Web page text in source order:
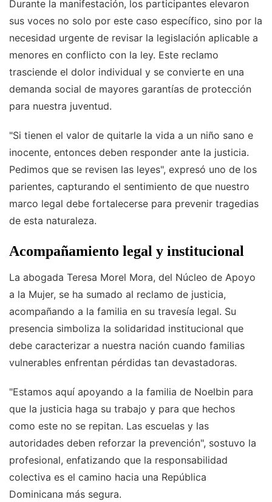
Durante la manifestación, los participantes elevaron
sus voces no solo por este caso específico, sino por la
necesidad urgente de revisar la legislación aplicable a
menores en conflicto con la ley. Este reclamo
trasciende el dolor individual y se convierte en una
demanda social de mayores garantías de protección
para nuestra juventud.
"Si tienen el valor de quitarle la vida a un niño sano e
inocente, entonces deben responder ante la justicia.
Pedimos que se revisen las leyes", expresó uno de los
parientes, capturando el sentimiento de que nuestro
marco legal debe fortalecerse para prevenir tragedias
de esta naturaleza.
Acompañamiento legal y institucional
La abogada Teresa Morel Mora, del Núcleo de Apoyo
a la Mujer, se ha sumado al reclamo de justicia,
acompañando a la familia en su travesía legal. Su
presencia simboliza la solidaridad institucional que
debe caracterizar a nuestra nación cuando familias
vulnerables enfrentan pérdidas tan devastadoras.
"Estamos aquí apoyando a la familia de Noelbin para
que la justicia haga su trabajo y para que hechos
como este no se repitan. Las escuelas y las
autoridades deben reforzar la prevención", sostuvo la
profesional, enfatizando que la responsabilidad
colectiva es el camino hacia una República
Dominicana más segura.